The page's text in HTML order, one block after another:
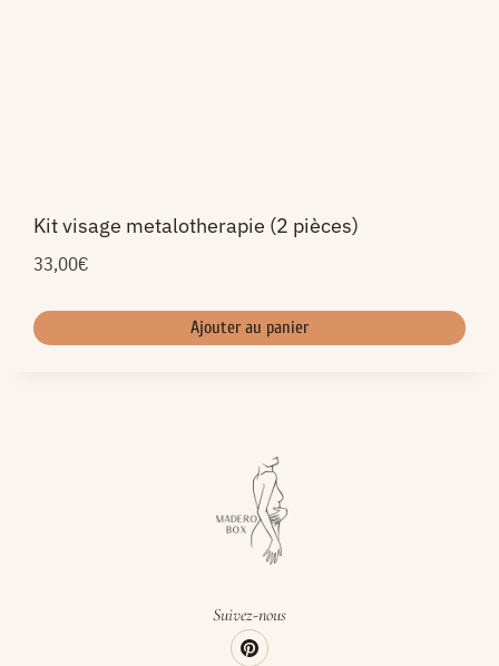
Kit visage metalotherapie (2 pièces)
33,00€
Ajouter au panier
Suivez-nous